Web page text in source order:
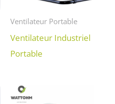
Ventilateur Portable
Ventilateur Industriel
Portable